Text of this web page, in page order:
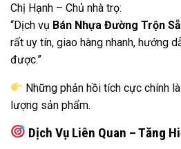
Chị Hạnh – Chủ nhà trọ:
“Dịch vụ Bán Nhựa Đường Trộn
rất uy tín, giao hàng nhanh, hướng
được.”
Những phản hồi tích cực chính
lượng sản phẩm.
Dịch Vụ Liên Quan – Tăng